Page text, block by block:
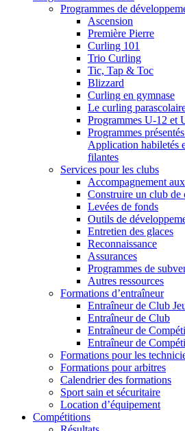
Programmes de
Ascension
Première Pierre
Curling 101
Trio Curling
Tic, Tap & Toc
Blizzard
Curling en gymnase
Le curling
Programmes U-12 et
Programmes
Application habiletés
filantes
Services pour les clubs
Accompagnement
Construire un club de
Levées de fonds
Outils de
Entretien des glaces
Reconnaissance
Assurances
Programmes de
Autres ressources
Formations d’entraîneur
Entraîneur de Club
Entraîneur de Club
Entraîneur de
Entraîneur de
Formations pour les
Formations pour arbitres
Calendrier des formations
Sport sain et sécuritaire
Location d’équipement
Compétitions